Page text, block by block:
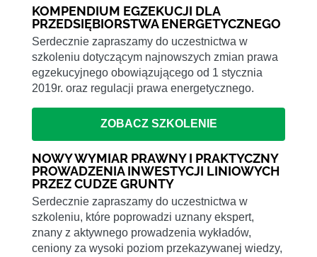
KOMPENDIUM EGZEKUCJI DLA
PRZEDSIĘBIORSTWA ENERGETYCZNEGO
Serdecznie zapraszamy do uczestnictwa w
szkoleniu dotyczącym najnowszych zmian prawa
egzekucyjnego obowiązującego od 1 stycznia
2019r. oraz regulacji prawa energetycznego.
ZOBACZ SZKOLENIE
NOWY WYMIAR PRAWNY I PRAKTYCZNY
PROWADZENIA INWESTYCJI LINIOWYCH
PRZEZ CUDZE GRUNTY
Serdecznie zapraszamy do uczestnictwa w
szkoleniu, które poprowadzi uznany ekspert,
znany z aktywnego prowadzenia wykładów,
ceniony za wysoki poziom przekazywanej wiedzy,